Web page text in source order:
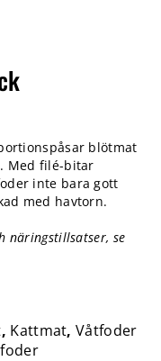
blötmat
Med filé-bitar
inte bara gott
med havtorn.
näringstillsatser, se
, Kattmat,Våtfoder